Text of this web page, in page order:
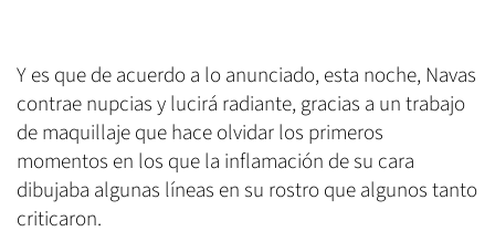
Y es que de acuerdo a lo anunciado, esta noche, Navas
contrae nupcias y lucirá radiante, gracias a un trabajo
de maquillaje que hace olvidar los primeros
momentos en los que la inflamación de su cara
dibujaba algunas líneas en su rostro que algunos tanto
criticaron.